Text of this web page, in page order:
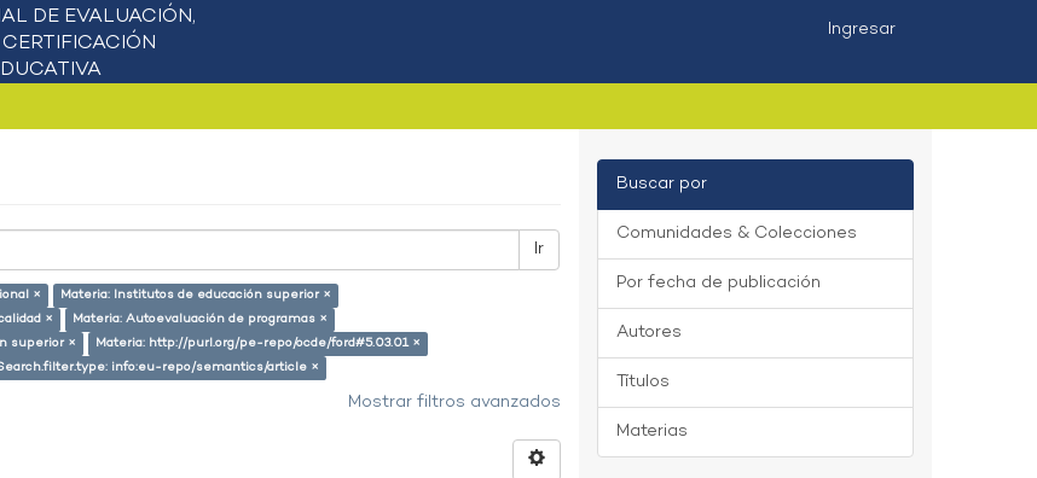
Ingresar
Ir
×
Materia: Institutos de educación superior ×
×
Materia: Autoevaluación de programas ×
superior ×
Materia: http://purl.org/pe-repo/ocde/ford#5.03.01 ×
info:eu-repo/semantics/article ×
Mostrar filtros avanzados
Buscar por
Comunidades & Colecciones
Por fecha de publicación
Autores
Títulos
Materias